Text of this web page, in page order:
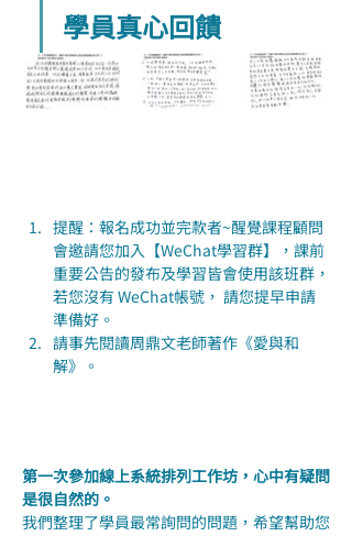
學員真心回饋
提醒：報名成功並完款者~醒覺課程顧問
會邀請您加入【WeChat學習群】，課前
重要公告的發布及學習皆會使用該班群，
若您沒有 WeChat帳號， 請您提早申請
準備好。
請事先閱讀周鼎文老師著作《愛與和
解》。
第一次參加線上系統排列工作坊，心中有疑問
是很自然的。
我們整理了學員最常詢問的問題，希望幫助您